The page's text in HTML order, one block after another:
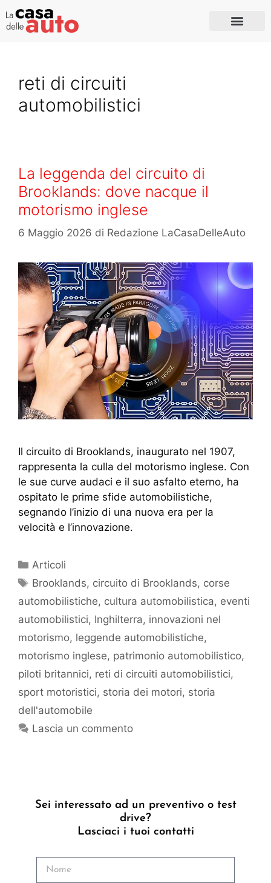
reti di circuiti
automobilistici
La leggenda del circuito di
Brooklands: dove nacque il
motorismo inglese
6 Maggio 2026 di Redazione LaCasaDelleAuto
Il circuito di Brooklands, inaugurato nel 1907,
rappresenta la culla del motorismo inglese. Con
le sue curve audaci e il suo asfalto eterno, ha
ospitato le prime sfide automobilistiche,
segnando l’inizio di una nuova era per la
velocità e l’innovazione.
Articoli
Brooklands, circuito di Brooklands, corse
automobilistiche, cultura automobilistica, eventi
automobilistici, Inghilterra, innovazioni nel
motorismo, leggende automobilistiche,
motorismo inglese, patrimonio automobilistico,
piloti britannici, reti di circuiti automobilistici,
sport motoristici, storia dei motori, storia
dell'automobile
Lascia un commento
Sei interessato ad un preventivo o test
drive?
Lasciaci i tuoi contatti